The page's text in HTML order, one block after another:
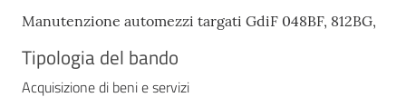
Manutenzione automezzi targati GdiF 048BF, 812BG,
Tipologia del bando
Acquisizione di beni e servizi